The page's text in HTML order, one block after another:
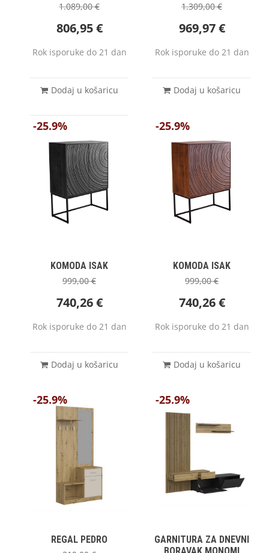
1.089,00€
806,95€
Rok isporuke do 21 dan
Dodaj u košaricu
1.309,00€
969,97€
Rok isporuke do 21 dan
Dodaj u košaricu
-25.9%
KOMODA ISAK
999,00€
740,26€
Rok isporuke do 21 dan
Dodaj u košaricu
-25.9%
KOMODA ISAK
999,00€
740,26€
Rok isporuke do 21 dan
Dodaj u košaricu
-25.9%
REGAL PEDRO
-25.9%
GARNITURA ZA DNEVNI